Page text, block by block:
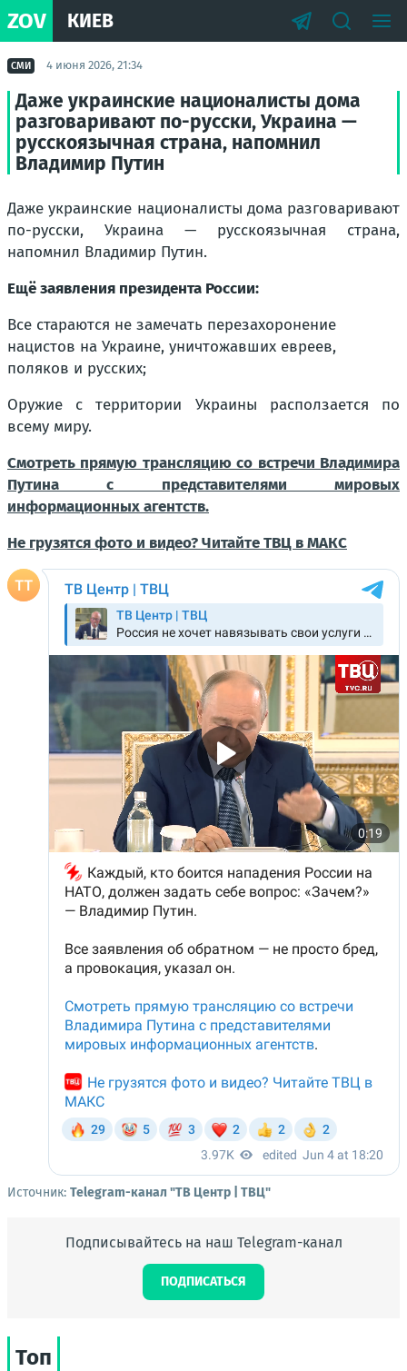
ZOV КИЕВ
СМИ 4 июня 2026, 21:34
Даже украинские националисты дома
разговаривают по-русски, Украина —
русскоязычная страна, напомнил
Владимир Путин
Даже украинские националисты дома разговаривают
по-русски, Украина — русскоязычная страна,
напомнил Владимир Путин.
Ещё заявления президента России:
Все стараются не замечать перезахоронение
нацистов на Украине, уничтожавших евреев,
поляков и русских;
Оружие с территории Украины расползается по
всему миру.
Смотреть прямую трансляцию со встречи Владимира
Путина с представителями мировых
информационных агентств.
Не грузятся фото и видео? Читайте ТВЦ в МАКС
Источник: Telegram-канал "ТВ Центр | ТВЦ"
Подписывайтесь на наш Telegram-канал
ПОДПИСАТЬСЯ
Топ